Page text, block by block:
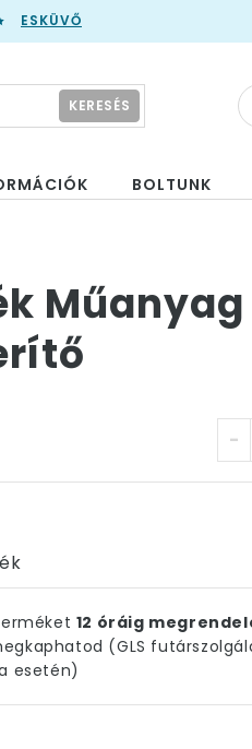
ESKÜVŐ
KERESÉS
BOLTUNK
Műanyag
-
12 óráig
(GLS
esetén)